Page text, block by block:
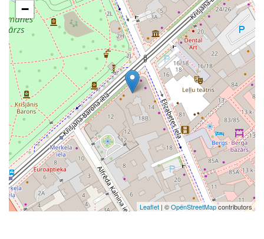
−
Leaflet | ©OpenStreetMapcontributors